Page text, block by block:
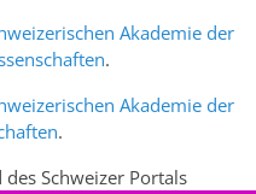
Akademie der
.
Akademie der
.
Schweizer Portals